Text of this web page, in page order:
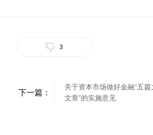
3
下一篇：
关于资本市场做好金融“五篇
文章”的实施意见